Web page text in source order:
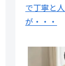
で丁寧と
が・・・